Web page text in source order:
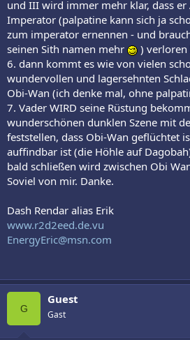
und III wird immer mehr klar, dass er
Imperator (palpatine kann sich ja
zum imperator ernennen - und
seinen Sith namen mehr
) verloren
6. dann kommt es wie von vielen
wundervollen und lagersehnten
Obi-Wan (ich denke mal, ohne
7. Vader WIRD seine Rüstung
wunderschönen dunklen Szene mit
feststellen, dass Obi-Wan geflüchtet
auffindbar ist (die Höhle auf
bald schließen wird zwischen Obi
Soviel von mir. Danke.
Dash Rendar alias Erik
www.r2d2eed.de.vu
EnergyEric@msn.com
G
Guest
Gast